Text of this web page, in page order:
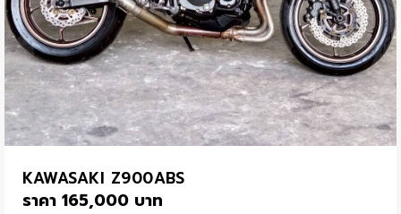
KAWASAKI Z900ABS
ราคา 165,000 บาท